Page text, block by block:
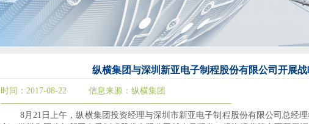
纵横集团与深圳新亚电子制程股份有限公司开展
时间： 2017-08-22
信息来源：纵横集团
―――――――――――――――――――――――――――
8月21 日上午，纵横集团投资经理与深圳市新亚电子制程股份有限公司总经